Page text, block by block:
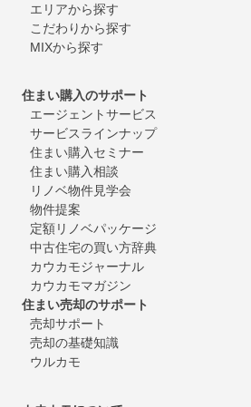
エリアから探す
こだわりから探す
MIXから探す
住まい購入のサポート
エージェントサービス
サービスラインナップ
住まい購入セミナー
住まい購入相談
リノベ物件見学会
物件提案
定額リノベパッケージ
中古住宅の買い方辞典
カウカモジャーナル
カウカモマガジン
住まい売却のサポート
売却サポート
売却の基礎知識
ウルカモ